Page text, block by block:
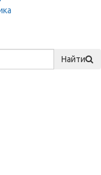
Найти